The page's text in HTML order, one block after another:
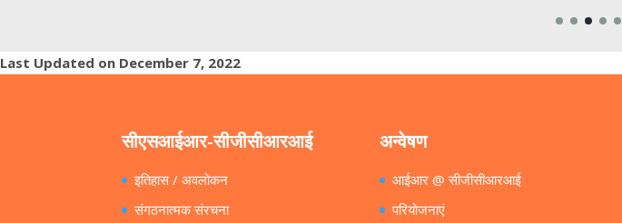
Last Updated on December 7, 2022
सीएसआईआर-सीजीसीआरआई
इतिहास / अवलोकन
संगठनात्मक संरचना
अन्वेषण
आईआर @ सीजीसीआरआई
परियोजनाएं